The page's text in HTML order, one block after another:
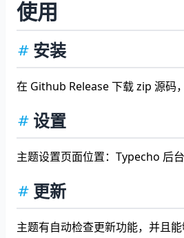
使用
安装
在 Github Release 下载 zip 源码
设置
主题设置页面位置：Typecho 后
更新
主题有自动检查更新功能，并且能